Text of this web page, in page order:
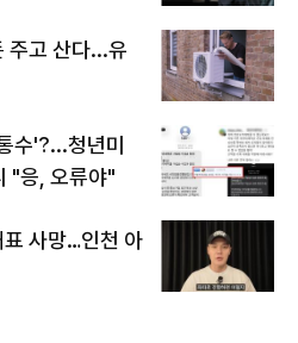
주고 산다...유
수'?...청년미
"응, 오류야"
사망…인천 아